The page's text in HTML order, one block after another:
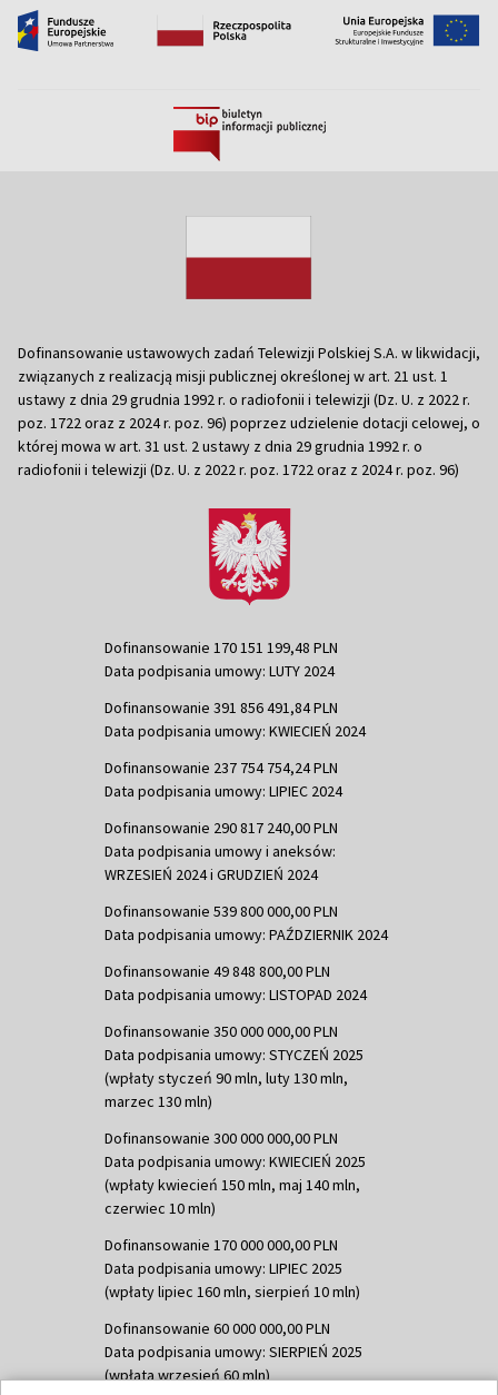
Dofinansowanie ustawowych zadań Telewizji Polskiej S.A. w likwidacji,
związanych z realizacją misji publicznej określonej w art. 21 ust. 1
ustawy z dnia 29 grudnia 1992 r. o radiofonii i telewizji (Dz. U. z 2022 r.
poz. 1722 oraz z 2024 r. poz. 96) poprzez udzielenie dotacji celowej, o
której mowa w art. 31 ust. 2 ustawy z dnia 29 grudnia 1992 r. o
radiofonii i telewizji (Dz. U. z 2022 r. poz. 1722 oraz z 2024 r. poz. 96)
Dofinansowanie 170 151 199,48 PLN
Data podpisania umowy: LUTY 2024
Dofinansowanie 391 856 491,84 PLN
Data podpisania umowy: KWIECIEŃ 2024
Dofinansowanie 237 754 754,24 PLN
Data podpisania umowy: LIPIEC 2024
Dofinansowanie 290 817 240,00 PLN
Data podpisania umowy i aneksów:
WRZESIEŃ 2024 i GRUDZIEŃ 2024
Dofinansowanie 539 800 000,00 PLN
Data podpisania umowy: PAŹDZIERNIK 2024
Dofinansowanie 49 848 800,00 PLN
Data podpisania umowy: LISTOPAD 2024
Dofinansowanie 350 000 000,00 PLN
Data podpisania umowy: STYCZEŃ 2025
(wpłaty styczeń 90 mln, luty 130 mln,
marzec 130 mln)
Dofinansowanie 300 000 000,00 PLN
Data podpisania umowy: KWIECIEŃ 2025
(wpłaty kwiecień 150 mln, maj 140 mln,
czerwiec 10 mln)
Dofinansowanie 170 000 000,00 PLN
Data podpisania umowy: LIPIEC 2025
(wpłaty lipiec 160 mln, sierpień 10 mln)
Dofinansowanie 60 000 000,00 PLN
Data podpisania umowy: SIERPIEŃ 2025
(wpłata wrzesień 60 mln)